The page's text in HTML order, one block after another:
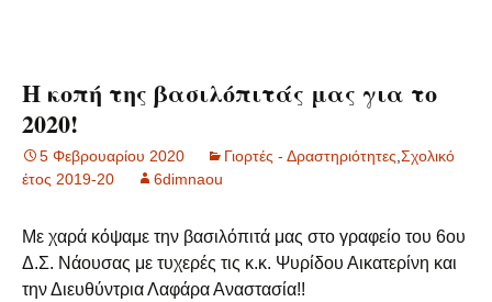
Η κοπή της βασιλόπιτάς μας για το
2020!
5 Φεβρουαρίου 2020 Γιορτές - Δραστηριότητες Σχολικό
έτος 2019-20
6dimnaou
Με χαρά κόψαμε την βασιλόπιτά μας στο γραφείο του 6ου
Δ.Σ. Νάουσας με τυχερές τις κ.κ. Ψυρίδου Αικατερίνη και
την Διευθύντρια Λαφάρα Αναστασία!!